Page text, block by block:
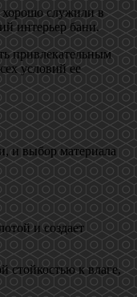
служили в
интерьер бани.
привлекательным
условий ее
и выбор материала
и создает
стойкостью к влаге,